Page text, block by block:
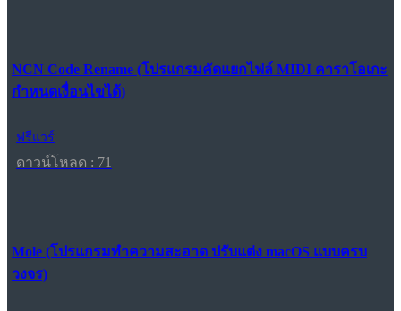
NCN Code Rename (โปรแกรมคัดแยกไฟล์ MIDI คาราโอเกะ
กำหนดเงื่อนไขได้)
ฟรีแวร์
ดาวน์โหลด : 71
Mole (โปรแกรมทำความสะอาด ปรับแต่ง macOS แบบครบ
วงจร)